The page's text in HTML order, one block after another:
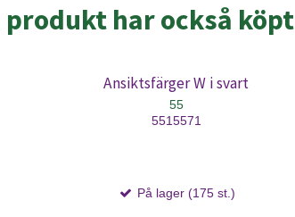
har också köpt
Ansiktsfärger W i svart
55
5515571
På lager (175 st.)